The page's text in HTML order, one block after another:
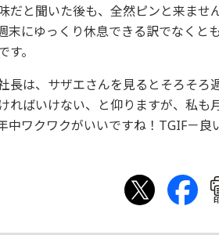
だと聞いた後も、全然ピンと来ま
末にゆっくり休息できる訳でなくと
。
長は、サザエさんを見るとそろそ
ればいけない、と仰りますが、私
中ワクワクがいいですね！TGIF－良